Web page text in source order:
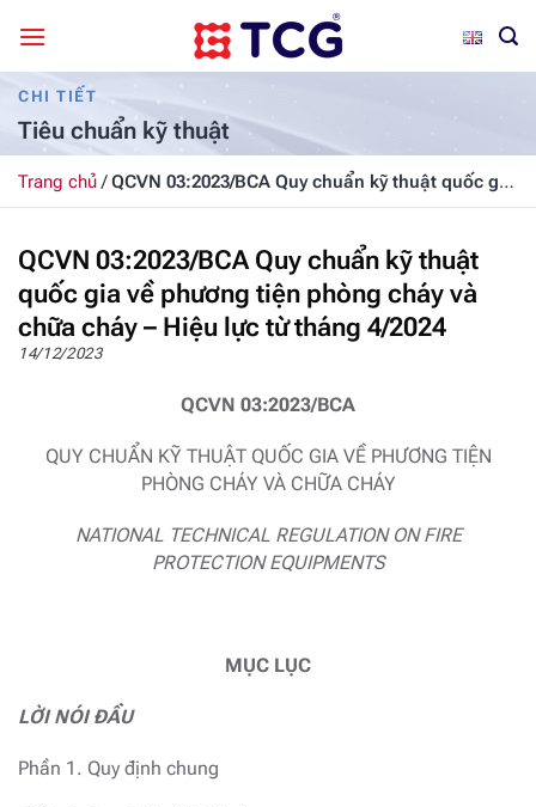
qua
nội
dungCHI TIẾT
Tiêu chuẩn kỹ thuật
Trang chủ/QCVN 03:2023/BCA Quy chuẩn kỹ thuật quốc gia
về phương tiện phòng cháy và chữa cháy – Hiệu lực từ
QCVN 03:2023/BCA Quy chuẩn kỹ thuật
quốc gia về phương tiện phòng cháy và
chữa cháy – Hiệu lực từ tháng 4/2024
14/12/2023
QCVN 03:2023/BCA
QUY CHUẨN KỸ THUẬT QUỐC GIA VỀ PHƯƠNG TIỆN
PHÒNG CHÁY VÀ CHỮA CHÁY
NATIONAL TECHNICAL REGULATION ON FIRE
PROTECTION EQUIPMENTS
MỤC LỤC
LỜI NÓI ĐẦU
Phần 1. Quy định chung